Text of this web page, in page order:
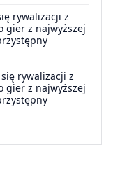
rywalizacji z
gier z najwyższej
rywalizacji z
gier z najwyższej